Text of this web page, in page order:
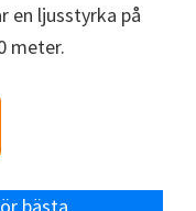
en ljusstyrka på
meter.